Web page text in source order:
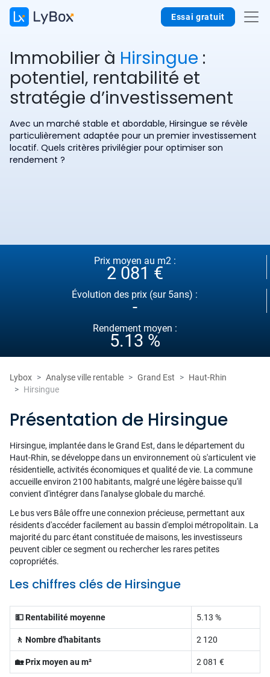
Essai gratuit
Immobilier à Hirsingue :
potentiel, rentabilité et
stratégie d’investissement
Avec un marché stable et abordable, Hirsingue se révèle
particulièrement adaptée pour un premier investissement
locatif. Quels critères privilégier pour optimiser son
rendement ?
Prix moyen au m2 :
2 081 €
Évolution des prix (sur 5ans) :
-
Rendement moyen :
5.13 %
Lybox Analyse ville rentable Grand Est
Haut-Rhin
Hirsingue
Présentation de Hirsingue
Hirsingue, implantée dans le Grand Est, dans le département du
Haut-Rhin, se développe dans un environnement où s'articulent vie
résidentielle, activités économiques et qualité de vie. La commune
accueille environ 2100 habitants, malgré une légère baisse qu'il
convient d'intégrer dans l'analyse globale du marché.
Le bus vers Bâle offre une connexion précieuse, permettant aux
résidents d'accéder facilement au bassin d'emploi métropolitain. La
majorité du parc étant constituée de maisons, les investisseurs
peuvent cibler ce segment ou rechercher les rares petites
copropriétés.
Les chiffres clés de Hirsingue
💵 Rentabilité moyenne 5.13 %
🚶 Nombre d'habitants 2 120
🏡 Prix moyen au m² 2 081 €